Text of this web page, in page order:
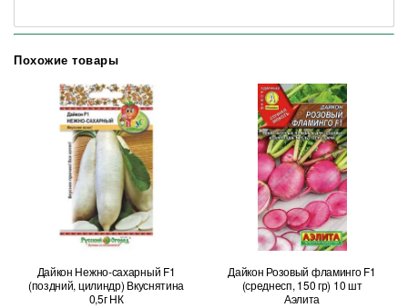
Похожие товары
Дайкон Нежно-сахарный F1
(поздний, цилиндр) Вкуснятина
0,5г НК
Дайкон Розовый фламинго F1
(среднесп, 150 гр) 10 шт
Аэлита